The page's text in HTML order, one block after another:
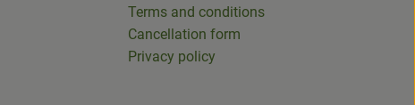
Terms and conditions
Cancellation form
Privacy policy